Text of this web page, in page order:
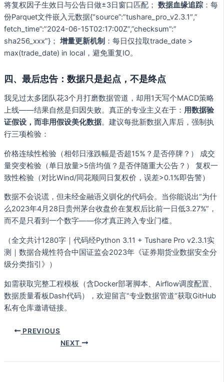
将复权因子生效日与公告日做±3日窗口匹配； 数据血缘追踪 ：每
份Parquet文件嵌入元数据{“source”:”tushare_pro_v2.3.1″,”
fetch_time”:”2024-06-15T02:17:00Z”,”checksum”:”
sha256_xxx”}； 增量更新机制 ：每日仅拉取trade_date >
max(trade_date) in local，避免重复IO。
四、最后忠告：数据只是起点，不是终点
我见过太多团队花3个月打磨数据管道，却用1天写个MACD策略
上线——结果自然是归因失败。真正的专业主义在于： 用数据验
证假设，而非用假设美化数据。建议每批新数据入库后，强制执
行三项检验：
价格连续性检验（相邻日涨跌幅是否超15%？是否停牌？） 成交
量突变检验（单日放量>5倍均值？是否伴随重大公告？） 复权一
致性检验（对比Wind/同花顺同日复权价，误差>0.1%即告警）
数据不会说谎，但未经金融语义驯化的代码会。当你能说出“为什
么2023年4月28日贵州茅台收盘价在复权后比前一日低3.27%”，
而不是只看到一个数字——你才真正跨入专业门槛。
（全文共计1280字｜代码经Python 3.11 + Tushare Pro v2.3.1实
测｜数据合规性符合中国证监会2023年《证券期货业数据安全分
级分类指引》）
如需获取完整工程模板（含Docker部署脚本、Airflow调度配置、
数据质量看板Dash代码），欢迎留言“专业数据管道”获取GitHub
私有仓库邀请链接。
PREVIOUS
NEXT